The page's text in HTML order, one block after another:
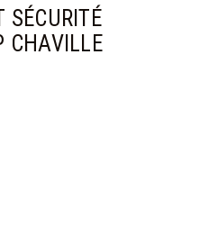
SÉCURITÉ
CHAVILLE